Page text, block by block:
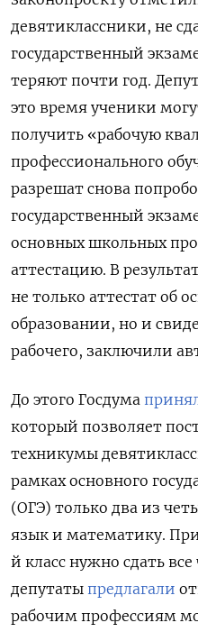
девятиклассники, не
государственный
теряют почти год.
это время ученики
получить «рабочую
профессионального
разрешат снова
государственный
основных школьных
аттестацию. В
не только аттестат об
образовании, но и
рабочего, заключили
До этого Госдума
который позволяет
техникумы
рамках основного
(ОГЭ) только два из
язык и математику.
й класс нужно сдать
депутаты предлагали
рабочим профессиям